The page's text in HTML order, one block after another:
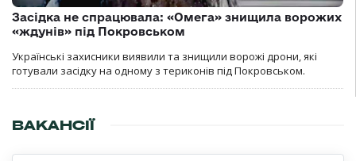
Засідка не спрацювала: «Омега» знищила ворожих
«ждунів» під Покровськом
Українські захисники виявили та знищили ворожі дрони, які
готували засідку на одному з териконів під Покровськом.
ВАКАНСІЇ